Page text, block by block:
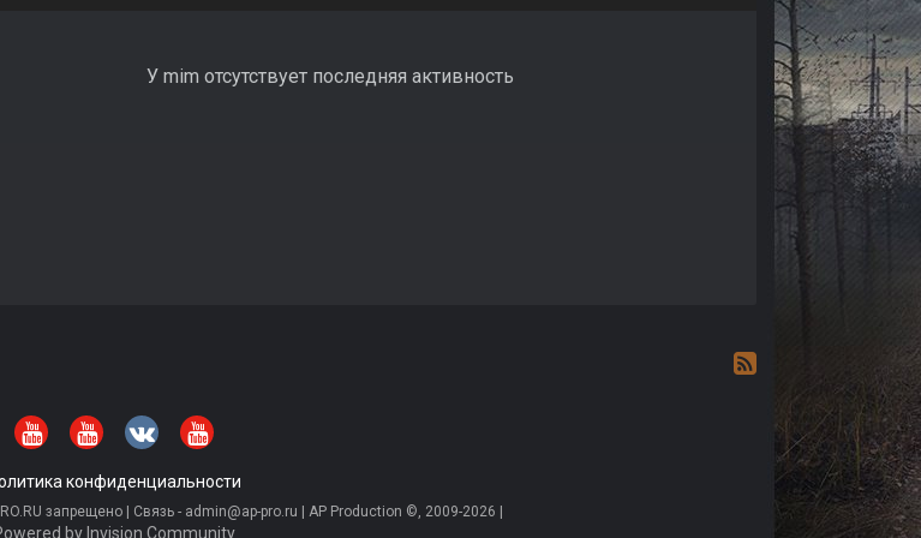
У mim отсутствует последняя активность
конфиденциальности
запрещено | Связь - admin@ap-pro.ru | AP Production ©, 2009-2026 |
by Invision Community